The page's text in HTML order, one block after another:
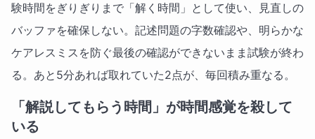
験時間をぎりぎりまで「解く時間」として使い、見直しの
バッファを確保しない。記述問題の字数確認や、明らかな
ケアレスミスを防ぐ最後の確認ができないまま試験が終わ
る。あと5分あれば取れていた2点が、毎回積み重なる。
「解説してもらう時間」が時間感覚を殺して
いる